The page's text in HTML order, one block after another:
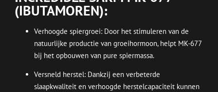
(IBUTAMOREN):
Verhoogde spiergroei: Door het stimuleren van de
natuurlijke productie van groeihormoon, helpt MK-677
bij het opbouwen van pure spiermassa.
Versneld herstel: Dankzij een verbeterde
slaapkwaliteit en verhoogde herstelcapaciteit kunnen